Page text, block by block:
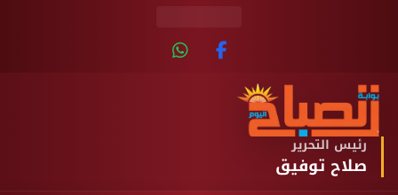
رئيس التحرير
صلاح توفيق